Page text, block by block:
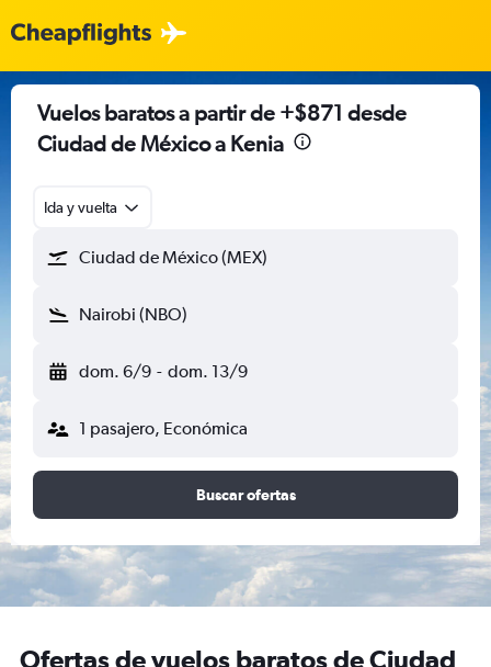
Vuelos baratos a partir de +$871 desde
Ciudad de México a Kenia
Ida y vuelta
Ciudad de México (MEX)
Nairobi (NBO)
dom. 6/9 - dom. 13/9
1 pasajero, Económica
Buscar ofertas
Ofertas de vuelos baratos de Ciudad